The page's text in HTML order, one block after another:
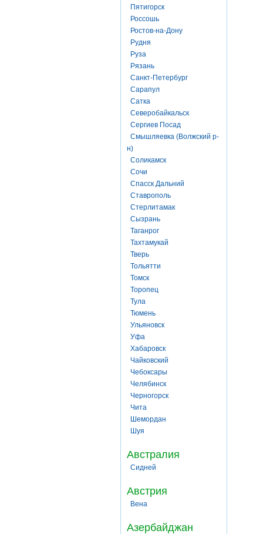
Пятигорск
Россошь
Ростов-на-Дону
Рудня
Руза
Рязань
Санкт-Петербург
Сарапул
Сатка
Северобайкальск
Сергиев Посад
Смышляевка (Волжский р-
н)
Соликамск
Сочи
Спасск Дальний
Ставрополь
Стерлитамак
Сызрань
Таганрог
Тахтамукай
Тверь
Тольятти
Томск
Торопец
Тула
Тюмень
Ульяновск
Уфа
Хабаровск
Чайковский
Чебоксары
Челябинск
Черногорск
Чита
Шемордан
Шуя
Австралия
Сидней
Австрия
Вена
Азербайджан